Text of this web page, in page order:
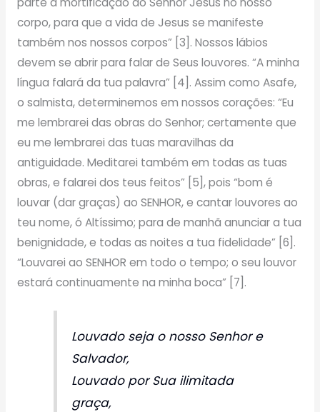
corpo, para que a vida de Jesus se manifeste
também nos nossos corpos” [3]. Nossos lábios
devem se abrir para falar de Seus louvores. “A minha
língua falará da tua palavra” [4]. Assim como Asafe,
o salmista, determinemos em nossos corações: “Eu
me lembrarei das obras do Senhor; certamente que
eu me lembrarei das tuas maravilhas da
antiguidade. Meditarei também em todas as tuas
obras, e falarei dos teus feitos” [5], pois “bom é
louvar (dar graças) ao SENHOR, e cantar louvores ao
teu nome, ó Altíssimo; para de manhã anunciar a tua
benignidade, e todas as noites a tua fidelidade” [6].
“Louvarei ao SENHOR em todo o tempo; o seu louvor
estará continuamente na minha boca” [7].
Louvado seja o nosso Senhor e
Salvador,
Louvado por Sua ilimitada
graça,